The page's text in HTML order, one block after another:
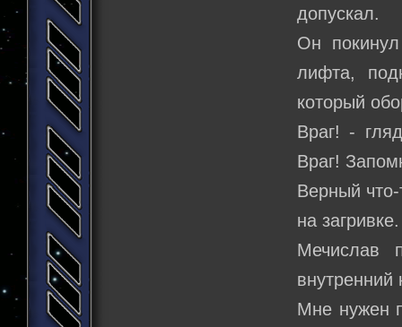
допускал.
Он
лифта,
который
Враг! -
Враг!
Верный
на
Мечислав
внутренний
Мне нужен